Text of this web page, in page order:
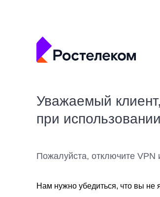
Уважаемый
при
Пожалуйста, отключите
Нам нужно убедиться, что вы не